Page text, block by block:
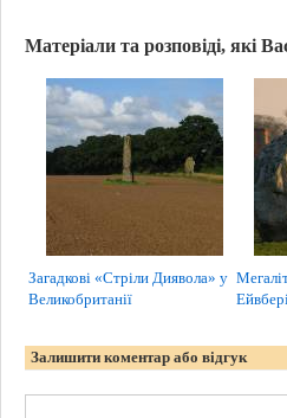
Матеріали та розповіді, які
Загадкові «Стріли Диявола» у
Великобританії
Залишити коментар або відгук